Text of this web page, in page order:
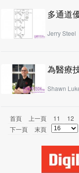
多通道
Jerry Steel
為醫療
Shawn
首頁 上一頁 11 12
下一頁
末頁